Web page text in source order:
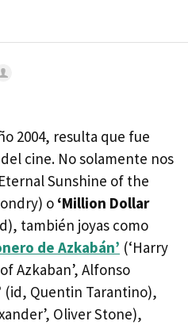
2004, resulta que fue
cine. No solamente nos
Sunshine of the
o ‘Million Dollar
también joyas como
de Azkabán’ (‘Harry
Azkaban’, Alfonso
(id, Quentin Tarantino),
Oliver Stone),